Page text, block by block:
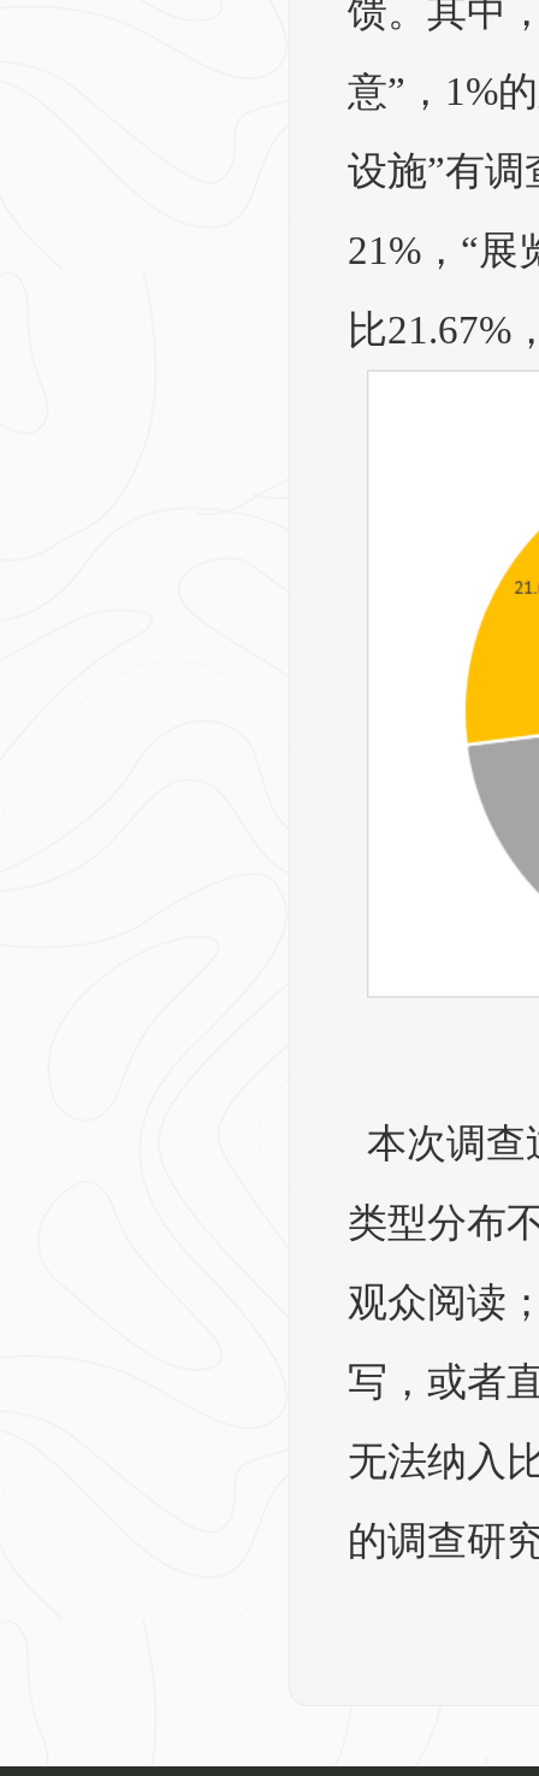
馈。其中
意”，1%
设施”有调
21%，“展
比21.67%
本次调查
类型分布
观众阅读
写，或者
无法纳入
的调查研